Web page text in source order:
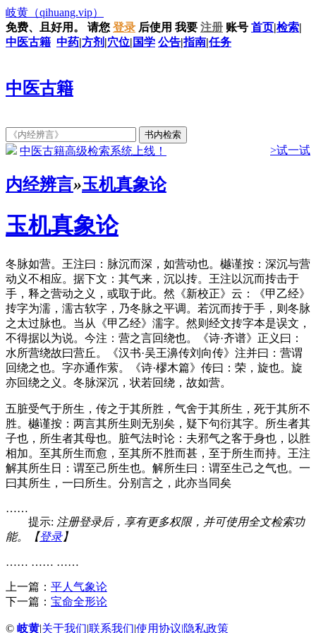
岐黄 （qihuang.vip）
免费、且好用。
请您 登录 后使用 我要 注册 账号 首页|检索|
中医古籍 中药|方剂 |穴位| 国学 公告|指南|任务
中医古籍
中医古籍高级检索系统上线！ >试一试
内经辨言»玉机真象论
玉机真象论
冬脉如营。王注曰：脉沉而深，如营动也。樾谨按：深沉与营
动义不相应。据下文：其气来，沉以抟。王注以沉而抟击于
手，释之营动之义，或取于此。然《新校正》云：《甲乙经》
抟字为濡，濡古软字，乃冬脉之平调。若沉而抟于手，则冬脉
之太过脉也。当从《甲乙经》濡字。然则经文抟字本是误文，
不得据以为说。今注：营之言回绕也。《诗·齐谱》正义曰：
水所营绕故曰营丘。《汉书·吴王濞传刘向传》注并曰：营谓
回绕之也。字亦通作萦。《诗·樛木篇》传曰：荣，旋也。旋
亦回绕之义。冬脉深沉，状若回绕，故如营。
五脏受气于所生，传之于其所胜，气舍于其所生，死于其所不
胜。樾谨按：两言其所生则无别矣，疑下句衍其字。所生者其
子也，所生者其母也。脏气法时论：夫邪气之客于身也，以胜
相加。至其所生而愈，至其所不胜而甚，至于所生而持。王注
解其所生日：谓至己所生也。解所生曰：谓至生己之气也。一
曰其所生，一曰所生。分别言之，此亦当同矣
……
提示: 注册登录后，享有更多权限，并可使用全文检索功
能。【登录】
…… …… ……
上一篇： 平人气象论
下一篇： 宝命全形论
© 岐黄|关于我们|联系我们|使用协议|隐私政策